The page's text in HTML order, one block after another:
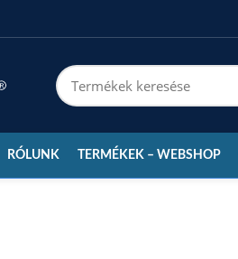
RÓLUNK TERMÉKEK – WEBSHOP